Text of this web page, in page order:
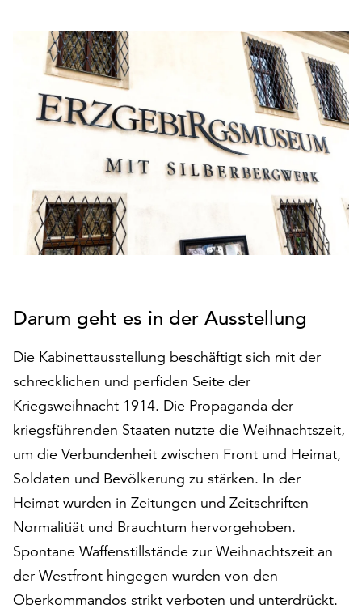
Betrieb
Seite
notwendig
(funktionale
lediglich
anonymen
werden.
Sie
auf
„Alle
akzeptieren“,
um
alle
Cookies
akzeptieren.
Sie
können
Ihr
Einverständnis
jederzeit
Darum geht es in der Ausstellung
Die Kabinettausstellung beschäftigt sich mit der
schrecklichen und perfiden Seite der
Kriegsweihnacht 1914. Die Propaganda der
kriegsführenden Staaten nutzte die Weihnachtszeit,
um die Verbundenheit zwischen Front und Heimat,
Soldaten und Bevölkerung zu stärken. In der
Heimat wurden in Zeitungen und Zeitschriften
Normalitiät und Brauchtum hervorgehoben.
Spontane Waffenstillstände zur Weihnachtszeit an
der Westfront hingegen wurden von den
Oberkommandos strikt verboten und unterdrückt.